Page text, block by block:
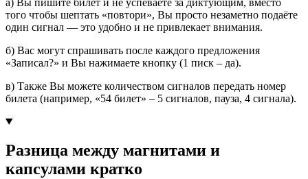
того чтобы шептать «повтори», Вы просто незаметно подаёте
один сигнал — это удобно и не привлекает внимания.
б) Вас могут спрашивать после каждого предложения
«Записал?» и Вы нажимаете кнопку (1 писк – да).
в) Также Вы можете количеством сигналов передать номер
билета (например, «54 билет» – 5 сигналов, пауза, 4 сигнала).
Разница между магнитами и
капсулами кратко